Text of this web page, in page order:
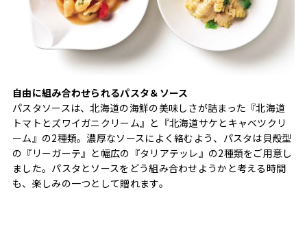
自由に組み合わせられるパスタ＆ソース
パスタソースは、北海道の海鮮の美味しさが詰まった『北海道
トマトとズワイガニクリーム』と『北海道サケとキャベツクリ
ーム』の2種類。濃厚なソースによく絡むよう、パスタは貝殻型
の『リーガーテ』と幅広の『タリアテッレ』の2種類をご用意し
ました。パスタとソースをどう組み合わせようかと考える時間
も、楽しみの一つとして贈れます。